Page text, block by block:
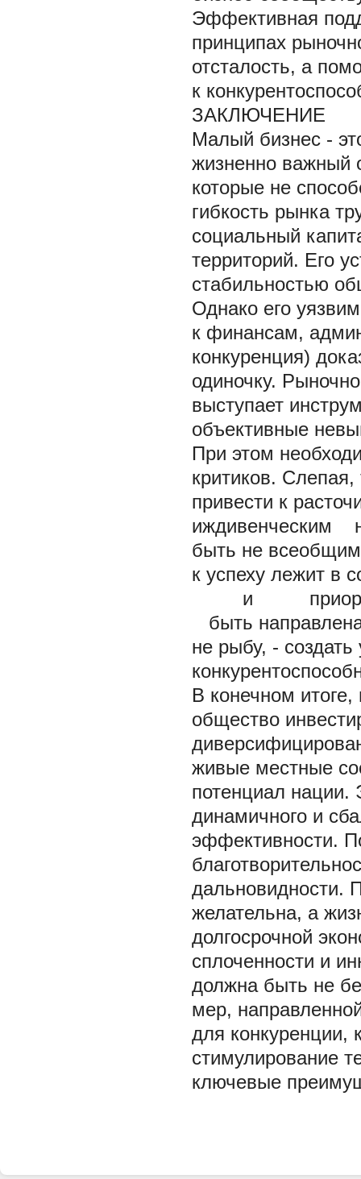
Эффективная
принципах
отсталость, а
к
ЗАКЛЮЧЕНИЕ
Малый бизнес -
жизненно важный
которые не
гибкость рынка
социальный
территорий. Его
стабильностью
Однако его
к финансам,
конкуренция)
одиночку.
выступает
объективные
При этом
критиков.
привести к
иждивенческим
быть не
к успеху лежит в
и
быть
не рыбу, -
В конечном
общество
живые местные
потенциал нации.
динамичного и
эффективности.
дальновидности.
желательна, а
долгосрочной
сплоченности и
должна быть не
мер,
для
стимулирование
ключевые